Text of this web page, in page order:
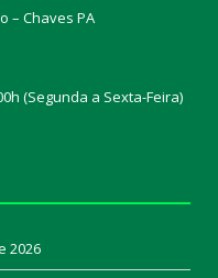
– Chaves PA
(Segunda a Sexta-Feira)
2026